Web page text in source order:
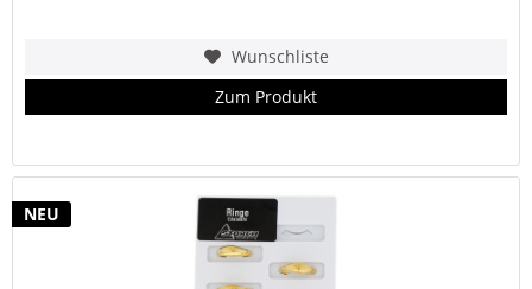
Wunschliste
Zum Produkt
NEU